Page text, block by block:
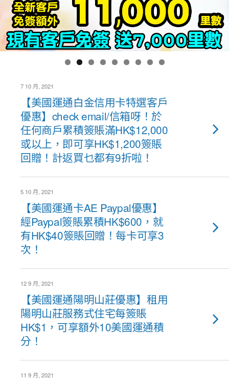
7 10 月, 2021
【美國運通白金信用卡特選客戶
優惠】check email/信箱呀！於
任何商戶累積簽賬滿HK$12,000
或以上，即可享HK$1,200簽賬
回贈！計返買乜都有9折啦！
5 10 月, 2021
【美國運通卡AE Paypal優惠】
經Paypal簽賬累積HK$600，就
有HK$40簽賬回贈！每卡可享3
次！
12 9 月, 2021
【美國運通陽明山莊優惠】租用
陽明山莊服務式住宅每簽賬
HK$1，可享額外10美國運通積
分！
11 9 月, 2021